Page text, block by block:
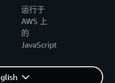
运行于
AWS 上
的
JavaScript